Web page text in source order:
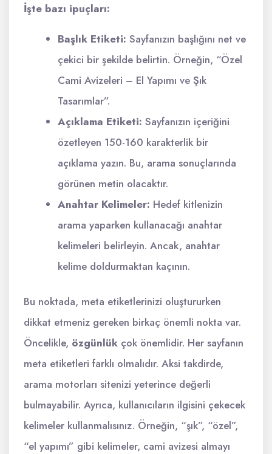
İşte bazı ipuçları:
Başlık Etiketi: Sayfanızın başlığını net ve
çekici bir şekilde belirtin. Örneğin, “Özel
Cami Avizeleri – El Yapımı ve Şık
Tasarımlar”.
Açıklama Etiketi: Sayfanızın içeriğini
özetleyen 150-160 karakterlik bir
açıklama yazın. Bu, arama sonuçlarında
görünen metin olacaktır.
Anahtar Kelimeler: Hedef kitlenizin
arama yaparken kullanacağı anahtar
kelimeleri belirleyin. Ancak, anahtar
kelime doldurmaktan kaçının.
Bu noktada, meta etiketlerinizi oluştururken
dikkat etmeniz gereken birkaç önemli nokta var.
Öncelikle, özgünlük çok önemlidir. Her sayfanın
meta etiketleri farklı olmalıdır. Aksi takdirde,
arama motorları sitenizi yeterince değerli
bulmayabilir. Ayrıca, kullanıcıların ilgisini çekecek
kelimeler kullanmalısınız. Örneğin, “şık”, “özel”,
“el yapımı” gibi kelimeler, cami avizesi almayı